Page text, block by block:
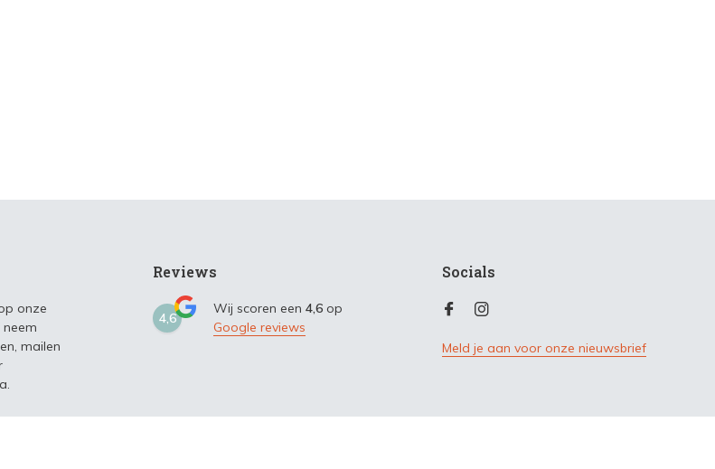
onze
mailen
Reviews
4,6
Wij scoren een 4,6 op
Google reviews
Socials
Meld je aan voor onze nieuwsbrief